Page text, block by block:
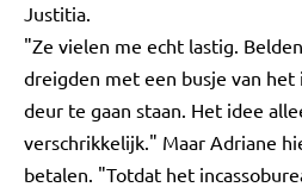
Justitia.
"Ze vielen me echt lastig.
dreigden met een busje van het
deur te gaan staan. Het idee
verschrikkelijk." Maar Adriane
betalen. "Totdat het